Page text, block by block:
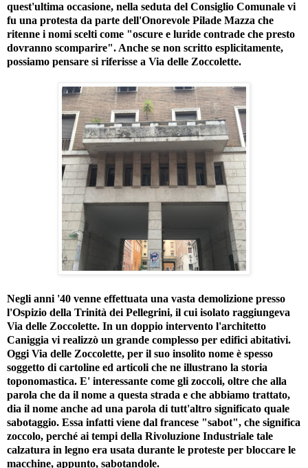
quest'ultima occasione, nella seduta del Consiglio Comunale vi
fu una protesta da parte dell'Onorevole Pilade Mazza che
ritenne i nomi scelti come "oscure e luride contrade che presto
dovranno scomparire". Anche se non scritto esplicitamente,
possiamo pensare si riferisse a Via delle Zoccolette.
Negli anni '40 venne effettuata una vasta demolizione presso
l'Ospizio della Trinità dei Pellegrini, il cui isolato raggiungeva
Via delle Zoccolette. In un doppio intervento l'architetto
Caniggia vi realizzò un grande complesso per edifici abitativi.
Oggi Via delle Zoccolette, per il suo insolito nome è spesso
soggetto di cartoline ed articoli che ne illustrano la storia
toponomastica. E' interessante come gli zoccoli, oltre che alla
parola che da il nome a questa strada e che abbiamo trattato,
dia il nome anche ad una parola di tutt'altro significato quale
sabotaggio. Essa infatti viene dal francese "sabot", che significa
zoccolo, perché ai tempi della Rivoluzione Industriale tale
calzatura in legno era usata durante le proteste per bloccare le
macchine, appunto, sabotandole.